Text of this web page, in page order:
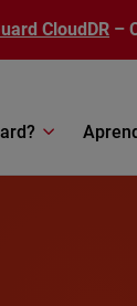
CloudDR –